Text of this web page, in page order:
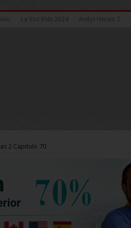
La Voz Kids 2024 Arelys Henao 2
2 Capitulo 70